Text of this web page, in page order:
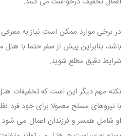
در برخی موارد ممکن است نیاز به معرفی
باشد، بنابراین پیش از سفر حتما با هتل
شرایط دقیق مطلع شوید.
نکته مهم دیگر این است که تخفیفات
با نیروهای مسلح معمولا برای خود فرد
او شامل همسر و فرزندان اعمال می